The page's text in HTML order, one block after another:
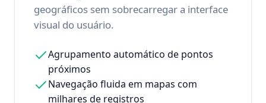
geográficos sem sobrecarregar a interface
visual do usuário.
Agrupamento automático de pontos
próximos
Navegação fluida em mapas com
milhares de registros